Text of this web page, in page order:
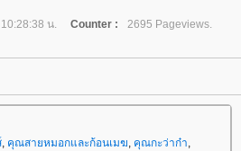
น. Counter :
2695 Pageviews.
, คุณสายหมอกและก้อนเมฆ, คุณกะว่าก๋า,